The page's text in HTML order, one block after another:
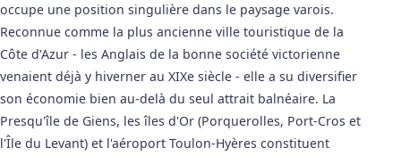
occupe une position singulière dans le paysage varois.
Reconnue comme la plus ancienne ville touristique de la
Côte d'Azur - les Anglais de la bonne société victorienne
venaient déjà y hiverner au XIXe siècle - elle a su diversifier
son économie bien au-delà du seul attrait balnéaire. La
Presqu'île de Giens, les îles d'Or (Porquerolles, Port-Cros et
l'Île du Levant) et l'aéroport Toulon-Hyères constituent